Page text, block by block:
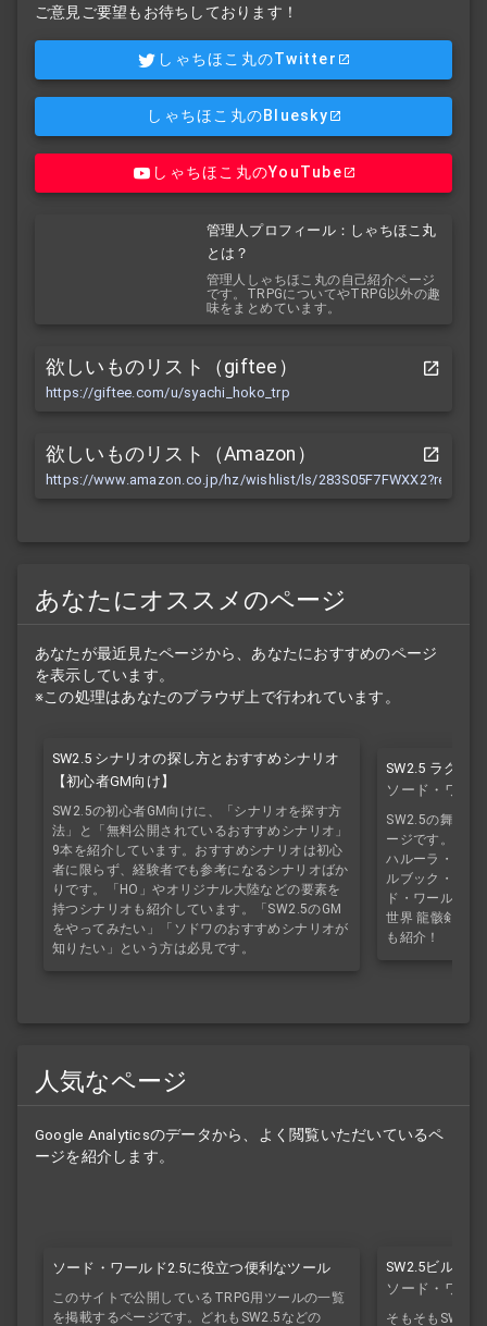
ご意見ご要望もお待ちしております！
しゃちほこ丸のTwitter
しゃちほこ丸のBluesky
しゃちほこ丸のYouTube
管理人プロフィール：しゃちほこ丸
とは？
管理人しゃちほこ丸の自己紹介ページ
です。TRPGについてやTRPG以外の趣
味をまとめています。
欲しいものリスト（giftee）
https://giftee.com/u/syachi_hoko_trp
欲しいものリスト（Amazon）
https://www.amazon.co.jp/hz/wishlist/ls/
あなたにオススメのページ
あなたが最近見たページから、あなたにおすすめのページ
を表示しています。
※この処理はあなたのブラウザ上で行われています。
SW2.5 シナリオの探し方とおすすめシナリオ
【初心者GM向け】
SW2.5の初心者GM向けに、「シナリオを探す方
法」と「無料公開されているおすすめシナリオ」
9本を紹介しています。おすすめシナリオは初心
者に限らず、経験者でも参考になるシナリオばか
りです。「HO」やオリジナル大陸などの要素を
持つシナリオも紹介しています。「SW2.5のGM
をやってみたい」「ソドワのおすすめシナリオが
知りたい」という方は必見です。
SW2.5 ラクシ
ソード・ワー
SW2.5の舞台「
ージです。ライ
ハルーラ・エイ
ルブック・サプ
ド・ワールド
世界 龍骸剣刃
も紹介！
人気なページ
Google Analyticsのデータから、よく閲覧いただいているペ
ージを紹介します。
ソード・ワールド2.5に役立つ便利なツール
このサイトで公開しているTRPG用ツールの一覧
を掲載するページです。どれもSW2.5などの
SW2.5ビルド
ソード・ワー
そもそもSW2.5